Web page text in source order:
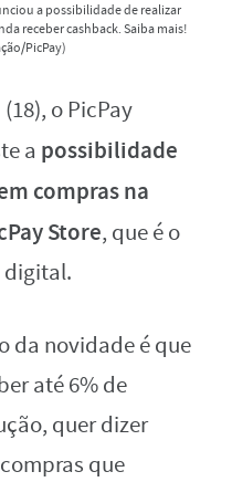
a possibilidade de realizar
receber cashback. Saiba mais!
PicPay)
o PicPay
a possibilidade
compras na
Store, que é o
digital.
da novidade é que
até 6% de
quer dizer
que